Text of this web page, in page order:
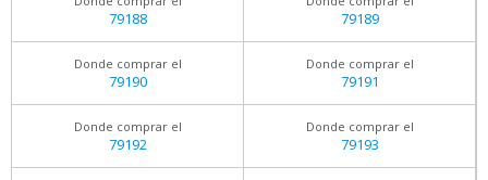
79188 79189
Donde comprar el
79190
Donde comprar el
79191
Donde comprar el
79192
Donde comprar el
79193